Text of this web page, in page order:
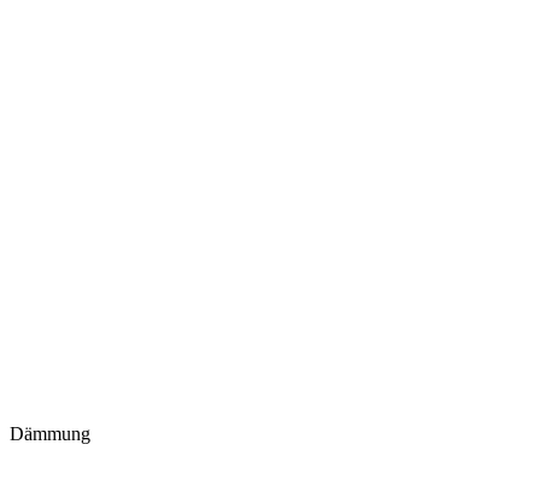
Dämmung